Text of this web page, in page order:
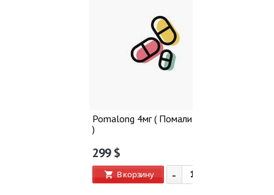
Pomalong 4мг ( Помалидомид
)
299 $
В корзину -